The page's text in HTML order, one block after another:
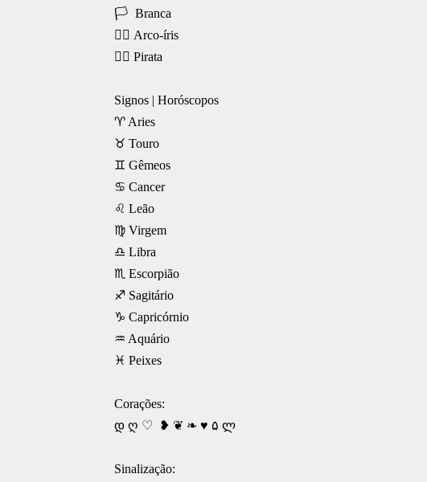
🏳 Branca
🏳️‍🌈 Arco-íris
🏴‍☠️ Pirata
Signos | Horóscopos
♈ Aries
♉ Touro
♊ Gêmeos
♋ Cancer
♌ Leão
♍ Virgem
♎ Libra
♏ Escorpião
♐ Sagitário
♑ Capricórnio
♒ Aquário
♓ Peixes
Corações:
დ ღ ♡ ❥ ❦ ❧ ♥ ۵ ლ
Sinalização: